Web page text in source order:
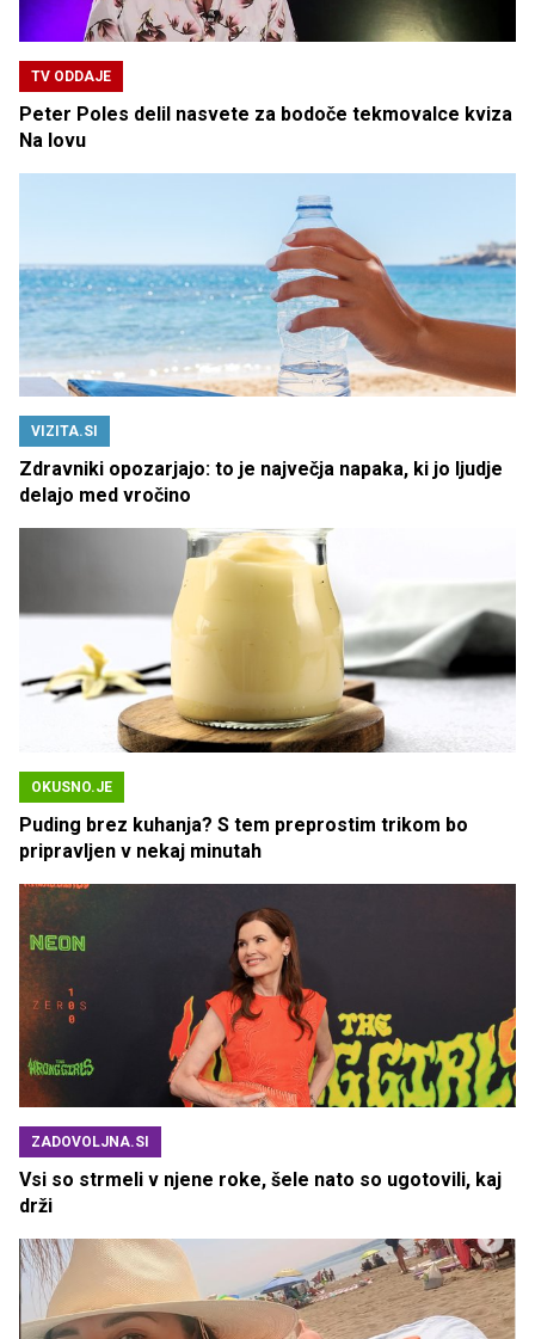
TV ODDAJE
Peter Poles delil nasvete za bodoče tekmovalce kviza
Na lovu
VIZITA.SI
Zdravniki opozarjajo: to je največja napaka, ki jo ljudje
delajo med vročino
OKUSNO.JE
Puding brez kuhanja? S tem preprostim trikom bo
pripravljen v nekaj minutah
ZADOVOLJNA.SI
Vsi so strmeli v njene roke, šele nato so ugotovili, kaj
drži